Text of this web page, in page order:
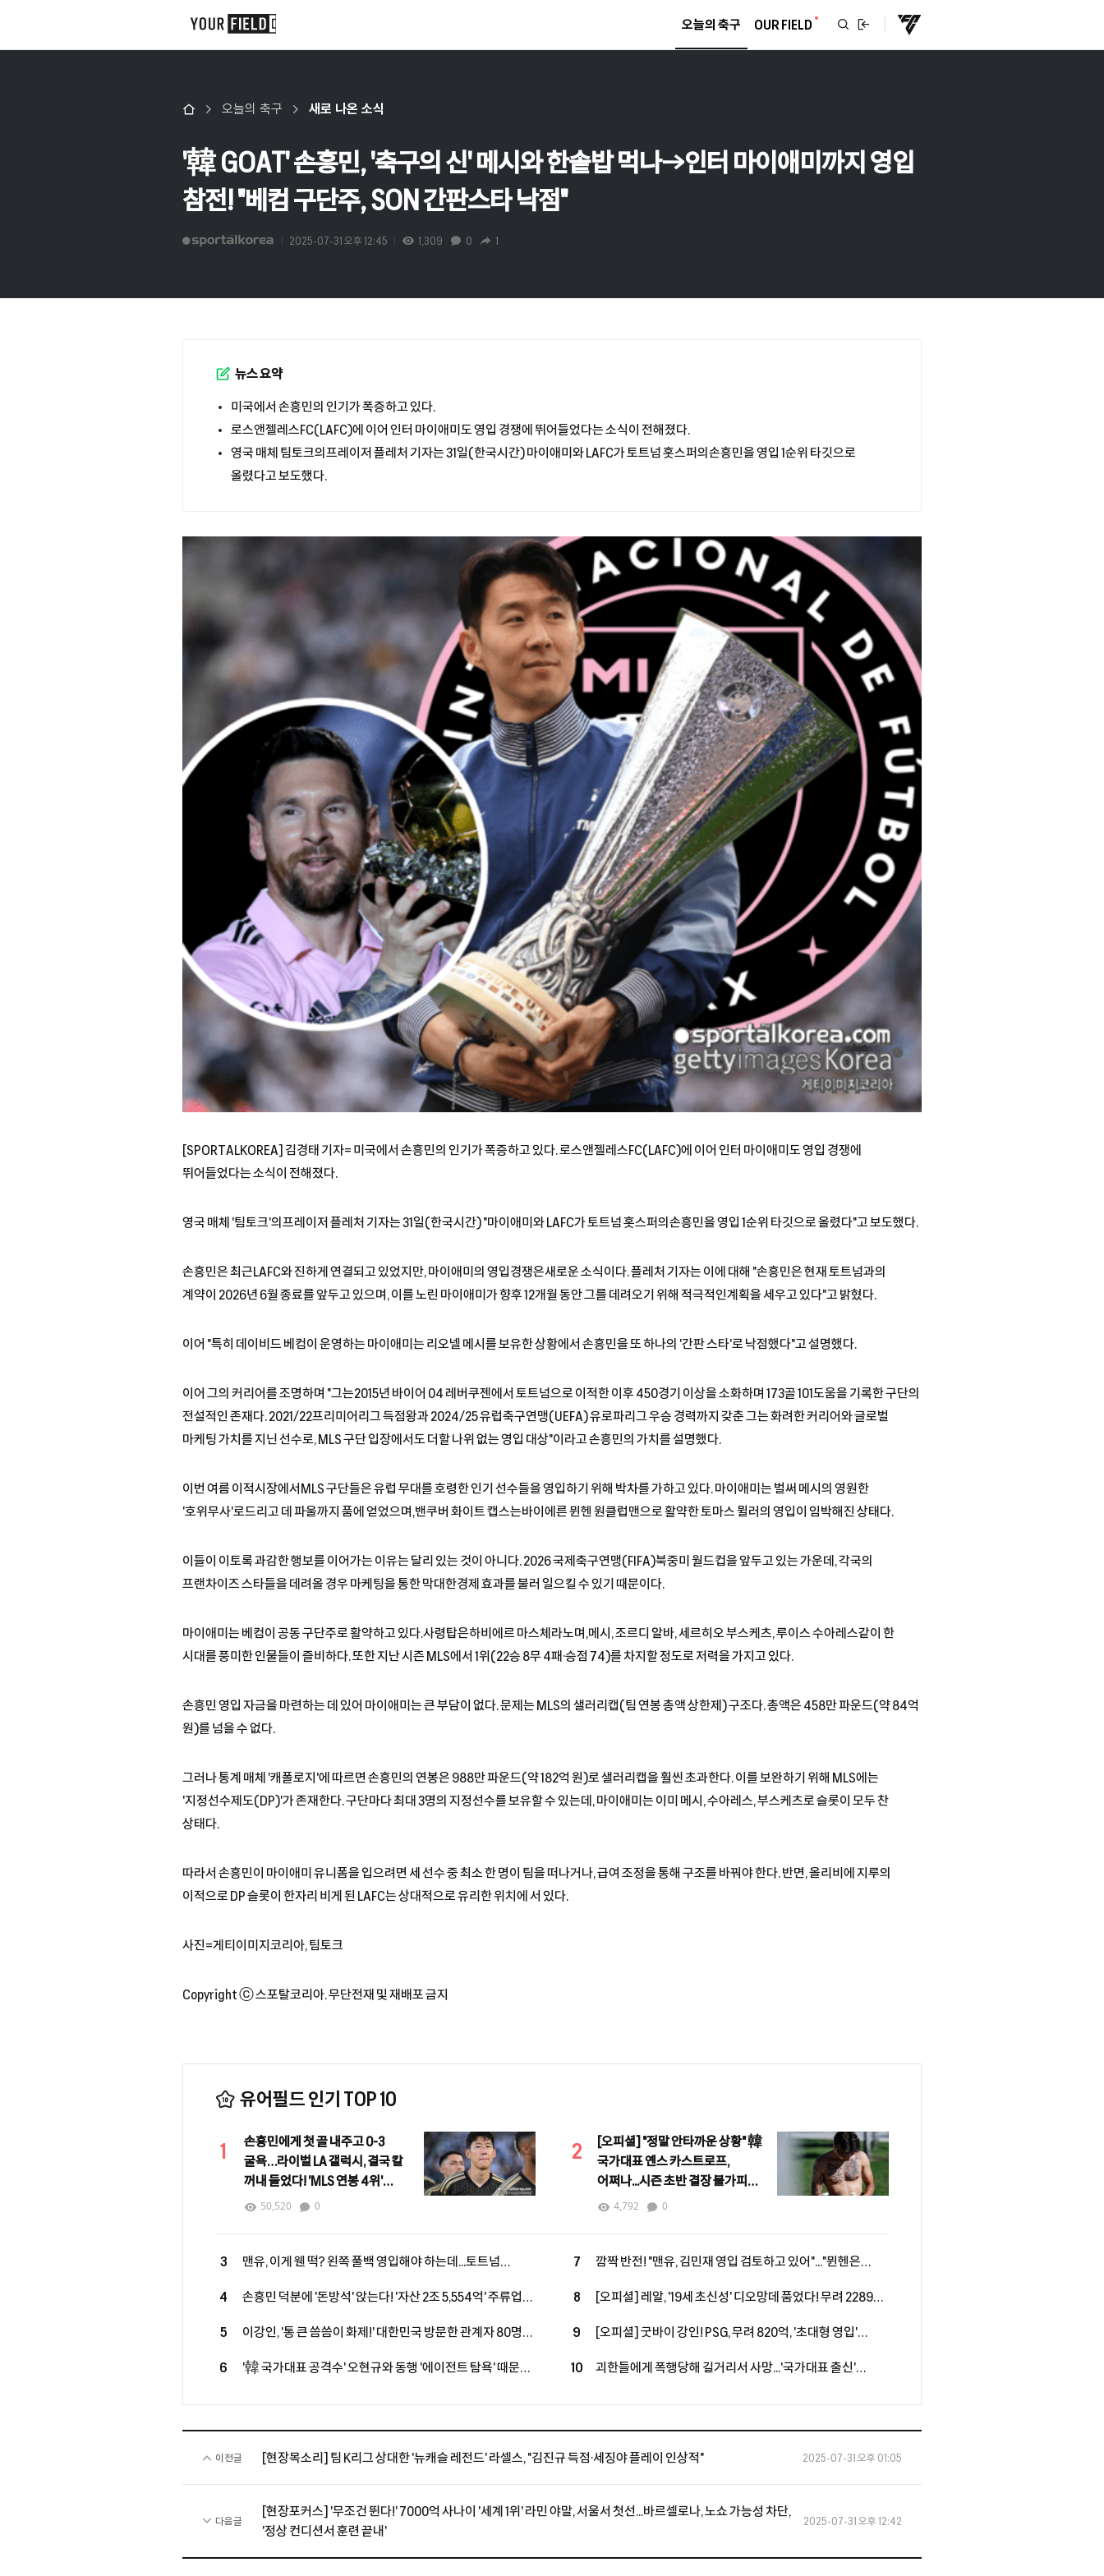
오늘의 축구 OUR FIELD
오늘의 축구 새로 나온 소식
'韓 GOAT' 손흥민, '축구의 신' 메시와 한솥밥 먹나→인터 마이애미까지 영입
참전! "베컴 구단주, SON 간판스타 낙점"
2025-07-31 오후 12:45 1,309 0 1
뉴스 요약
미국에서 손흥민의 인기가 폭증하고 있다.
로스앤젤레스FC(LAFC)에 이어 인터 마이애미도 영입 경쟁에 뛰어들었다는 소식이 전해졌다.
영국 매체 팀토크의프레이저 플레처 기자는 31일(한국시간) 마이애미와 LAFC가 토트넘 홋스퍼의손흥민을 영입 1순위 타깃으로
올렸다고 보도했다.
[SPORTALKOREA] 김경태 기자= 미국에서 손흥민의 인기가 폭증하고 있다. 로스앤젤레스FC(LAFC)에 이어 인터 마이애미도 영입 경쟁에
뛰어들었다는 소식이 전해졌다.
영국 매체 '팀토크'의프레이저 플레처 기자는 31일(한국시간) "마이애미와 LAFC가 토트넘 홋스퍼의손흥민을 영입 1순위 타깃으로 올렸다"고 보도했다.
손흥민은 최근LAFC와 진하게 연결되고 있었지만, 마이애미의 영입경쟁은새로운 소식이다. 플레처 기자는 이에 대해 "손흥민은 현재 토트넘과의
계약이 2026년 6월 종료를 앞두고 있으며, 이를 노린 마이애미가 향후 12개월 동안 그를 데려오기 위해 적극적인계획을 세우고 있다"고 밝혔다.
이어 "특히 데이비드 베컴이 운영하는 마이애미는 리오넬 메시를 보유한 상황에서 손흥민을 또 하나의 '간판 스타'로 낙점했다"고 설명했다.
이어 그의 커리어를 조명하며 "그는2015년 바이어 04 레버쿠젠에서 토트넘으로 이적한 이후 450경기 이상을 소화하며 173골 101도움을 기록한 구단의
전설적인 존재다. 2021/22프리미어리그 득점왕과 2024/25 유럽축구연맹(UEFA) 유로파리그 우승 경력까지 갖춘 그는 화려한 커리어와 글로벌
마케팅 가치를 지닌 선수로, MLS 구단 입장에서도 더할 나위 없는 영입 대상"이라고 손흥민의 가치를 설명했다.
이번 여름 이적시장에서MLS 구단들은 유럽 무대를 호령한 인기 선수들을 영입하기 위해 박차를 가하고 있다. 마이애미는 벌써 메시의 영원한
'호위무사'로드리고 데 파울까지 품에 얻었으며,밴쿠버 화이트 캡스는바이에른 뮌헨 원클럽맨으로 활약한 토마스 뮐러의 영입이 임박해진 상태다.
이들이 이토록 과감한 행보를 이어가는 이유는 달리 있는 것이 아니다. 2026 국제축구연맹(FIFA)북중미 월드컵을 앞두고 있는 가운데, 각국의
프랜차이즈 스타들을 데려올 경우 마케팅을 통한 막대한경제 효과를 불러 일으킬 수 있기 때문이다.
마이애미는 베컴이 공동 구단주로 활약하고 있다.사령탑은하비에르 마스체라노며,메시, 조르디 알바, 세르히오 부스케츠, 루이스 수아레스같이 한
시대를 풍미한 인물들이 즐비하다. 또한 지난 시즌 MLS에서 1위(22승 8무 4패·승점 74)를 차지할 정도로 저력을 가지고 있다.
손흥민 영입 자금을 마련하는 데 있어 마이애미는 큰 부담이 없다. 문제는 MLS의 샐러리캡(팀 연봉 총액 상한제) 구조다. 총액은 458만 파운드(약 84억
원)를 넘을 수 없다.
그러나 통계 매체 '캐폴로지'에 따르면 손흥민의 연봉은 988만 파운드(약 182억 원)로 샐러리캡을 훨씬 초과한다. 이를 보완하기 위해 MLS에는
'지정선수제도(DP)'가 존재한다. 구단마다 최대 3명의 지정선수를 보유할 수 있는데, 마이애미는 이미 메시, 수아레스, 부스케츠로 슬롯이 모두 찬
상태다.
따라서 손흥민이 마이애미 유니폼을 입으려면 세 선수 중 최소 한 명이 팀을 떠나거나, 급여 조정을 통해 구조를 바꿔야 한다. 반면, 올리비에 지루의
이적으로 DP 슬롯이 한자리 비게 된 LAFC는 상대적으로 유리한 위치에 서 있다.
사진=게티이미지코리아, 팀토크
Copyright ⓒ 스포탈코리아. 무단전재 및 재배포 금지
유어필드 인기 TOP 10
1
손흥민에게 첫 골 내주고 0-3
굴욕…라이벌 LA 갤럭시, 결국 칼
꺼내 들었다! 'MLS 연봉 4위'
로사노 영입 임박
50,520 0
2
[오피셜] "정말 안타까운 상황" 韓
국가대표 옌스 카스트로프,
어쩌나...시즌 초반 결장 불가피
"당분간 출전 어려울 것"
4,792 0
3
맨유, 이게 웬 떡? 왼쪽 풀백 영입해야 하는데...토트넘
4
손흥민 덕분에 '돈방석' 앉는다! '자산 2조 5,554억' 주류업계
5
이강인, '통 큰 씀씀이 화제!' 대한민국 방문한 관계자 80명
훔치고 있다" 호평
6
'韓 국가대표 공격수' 오현규와 동행 '에이전트 탐욕' 때문에
7
깜짝 반전! "맨유, 김민재 영입 검토하고 있어"..."뮌헨은
8
[오피셜] 레알, '19세 초신성' 디오망데 품었다! 무려 2289억
'괴물 공격진' 구축
9
[오피셜] 굿바이 강인! PSG, 무려 820억, '초대형 영입'
체결, 'LEE 대체 유력'
10
괴한들에게 폭행당해 길거리서 사망...'국가대표 출신'
이전글 [현장목소리] 팀 K리그 상대한 '뉴캐슬 레전드' 라셀스, "김진규 득점·세징야 플레이 인상적" 2025-07-31 오후 01:05
다음글
[현장포커스] '무조건 뛴다!' 7000억 사나이 '세계 1위' 라민 야말, 서울서 첫선...바르셀로나, 노쇼 가능성 차단,
'정상 컨디션서 훈련 끝내'
2025-07-31 오후 12:42